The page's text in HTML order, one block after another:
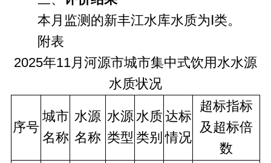
本月监测的新丰江水库水质为Ⅰ类。
附表
2025年11月河源市城市集中式饮用水水源
水质状况
序号
城市
名称
水源
名称
水源
类型
水质
类别
达标
情况
超标指标
及超标倍
数